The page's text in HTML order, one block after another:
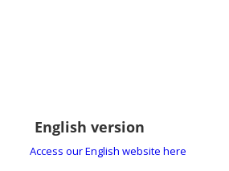
English version
Access our English website here